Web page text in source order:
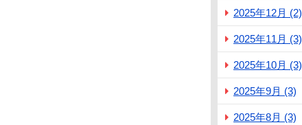
2025年12月 (2)
2025年11月 (3)
2025年10月 (3)
2025年9月 (3)
2025年8月 (3)